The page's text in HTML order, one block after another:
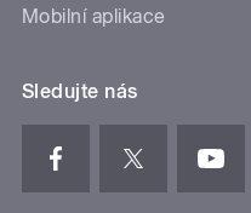
Mobilní aplikace
Sledujte nás